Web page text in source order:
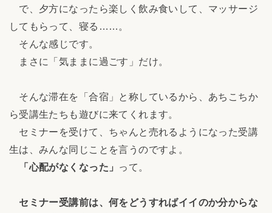
で、夕方になったら楽しく飲み食いして、マッサージ
してもらって、寝る……。
そんな感じです。
まさに「気ままに過ごす」だけ。
そんな滞在を「合宿」と称しているから、あちこちか
ら受講生たちも遊びに来てくれます。
セミナーを受けて、ちゃんと売れるようになった受講
生は、みんな同じことを言うのですよ。
「心配がなくなった」 って。
セミナー受講前は、何をどうすればイイのか分からな